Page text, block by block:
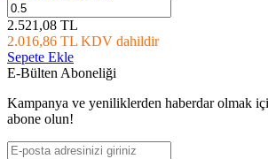
2.521,08 TL
2.016,86 TL KDV dahildir
Sepete Ekle
E-Bülten Aboneliği
Kampanya ve yeniliklerden haberdar olmak
abone olun!